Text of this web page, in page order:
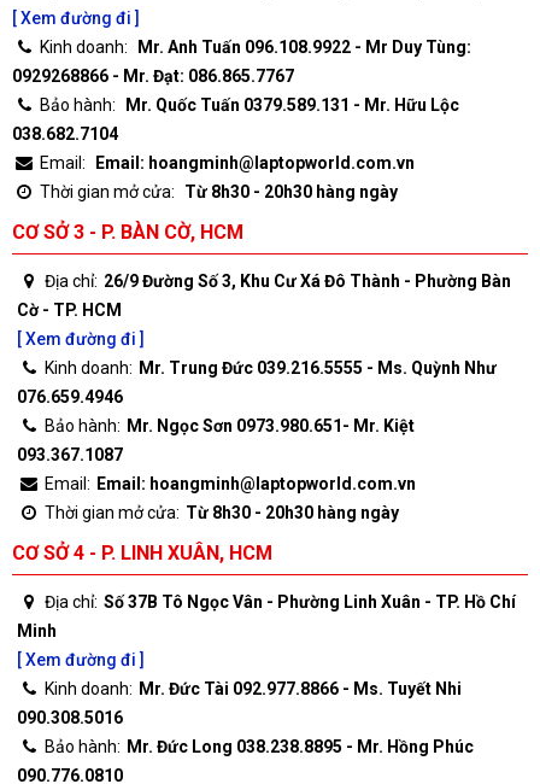
[ Xem đường đi ]
Kinh doanh:
Mr. Anh Tuấn 096.108.9922 - Mr Duy Tùng:
0929268866 - Mr. Đạt: 086.865.7767
Bảo hành:
Mr. Quốc Tuấn 0379.589.131 - Mr. Hữu Lộc
038.682.7104
Email:
Email: hoangminh@laptopworld.com.vn
Thời gian mở cửa:
Từ 8h30 - 20h30 hàng ngày
CƠ SỞ 3 - P. BÀN CỜ, HCM
Địa chỉ: 26/9 Đường Số 3, Khu Cư Xá Đô Thành - Phường Bàn
Cờ - TP. HCM
[ Xem đường đi ]
Kinh doanh: Mr. Trung Đức 039.216.5555 - Ms. Quỳnh Như
076.659.4946
Bảo hành: Mr. Ngọc Sơn 0973.980.651- Mr. Kiệt
093.367.1087
Email: Email: hoangminh@laptopworld.com.vn
Thời gian mở cửa: Từ 8h30 - 20h30 hàng ngày
CƠ SỞ 4 - P. LINH XUÂN, HCM
Địa chỉ: Số 37B Tô Ngọc Vân - Phường Linh Xuân - TP. Hồ Chí
Minh
[ Xem đường đi ]
Kinh doanh: Mr. Đức Tài 092.977.8866 - Ms. Tuyết Nhi
090.308.5016
Bảo hành: Mr. Đức Long 038.238.8895 - Mr. Hồng Phúc
090.776.0810